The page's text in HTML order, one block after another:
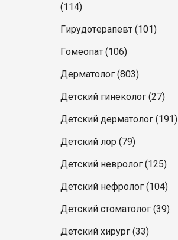
(114)
Гирудотерапевт (101)
Гомеопат (106)
Дерматолог (803)
Детский гинеколог (27)
Детский дерматолог (191)
Детский лор (79)
Детский невролог (125)
Детский нефролог (104)
Детский стоматолог (39)
Детский хирург (33)